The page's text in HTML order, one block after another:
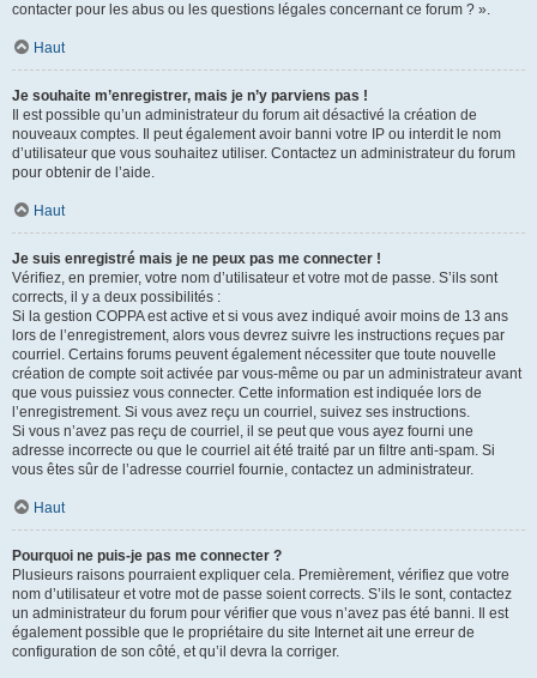
contacter pour les abus ou les questions légales concernant ce forum ? ».
Haut
Je souhaite m’enregistrer, mais je n’y parviens pas !
Il est possible qu’un administrateur du forum ait désactivé la création de
nouveaux comptes. Il peut également avoir banni votre IP ou interdit le nom
d’utilisateur que vous souhaitez utiliser. Contactez un administrateur du forum
pour obtenir de l’aide.
Haut
Je suis enregistré mais je ne peux pas me connecter !
Vérifiez, en premier, votre nom d’utilisateur et votre mot de passe. S’ils sont
corrects, il y a deux possibilités :
Si la gestion COPPA est active et si vous avez indiqué avoir moins de 13 ans
lors de l’enregistrement, alors vous devrez suivre les instructions reçues par
courriel. Certains forums peuvent également nécessiter que toute nouvelle
création de compte soit activée par vous-même ou par un administrateur avant
que vous puissiez vous connecter. Cette information est indiquée lors de
l’enregistrement. Si vous avez reçu un courriel, suivez ses instructions.
Si vous n’avez pas reçu de courriel, il se peut que vous ayez fourni une
adresse incorrecte ou que le courriel ait été traité par un filtre anti-spam. Si
vous êtes sûr de l’adresse courriel fournie, contactez un administrateur.
Haut
Pourquoi ne puis-je pas me connecter ?
Plusieurs raisons pourraient expliquer cela. Premièrement, vérifiez que votre
nom d’utilisateur et votre mot de passe soient corrects. S’ils le sont, contactez
un administrateur du forum pour vérifier que vous n’avez pas été banni. Il est
également possible que le propriétaire du site Internet ait une erreur de
configuration de son côté, et qu’il devra la corriger.